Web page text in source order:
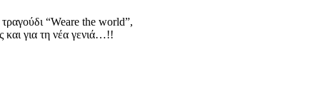
“Weare the world”,
και για τη νέα γενιά…!!